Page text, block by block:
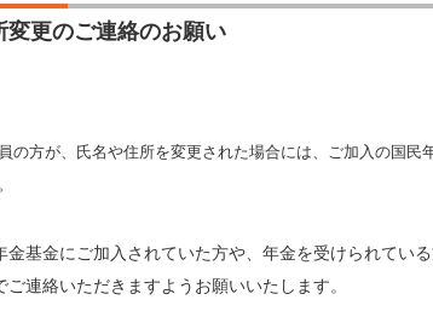
変更のご連絡のお願い
の方が、氏名や住所を変更された場合には、ご加入の国民
金基金にご加入されていた方や、年金を受けられてい
連絡いただきますようお願いいたします。